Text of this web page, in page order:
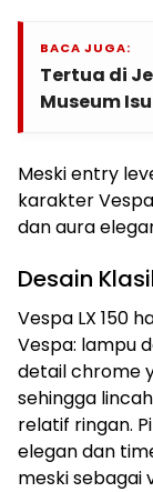
BACA JUGA:
Tertua di
Museum
Meski entry
karakter
dan aura
Desain
Vespa LX 150
Vespa: lampu
detail chrome
sehingga
relatif ringan.
elegan dan
meski sebagai